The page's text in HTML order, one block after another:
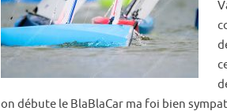
on débute le BlaBlaCar ma foi bien